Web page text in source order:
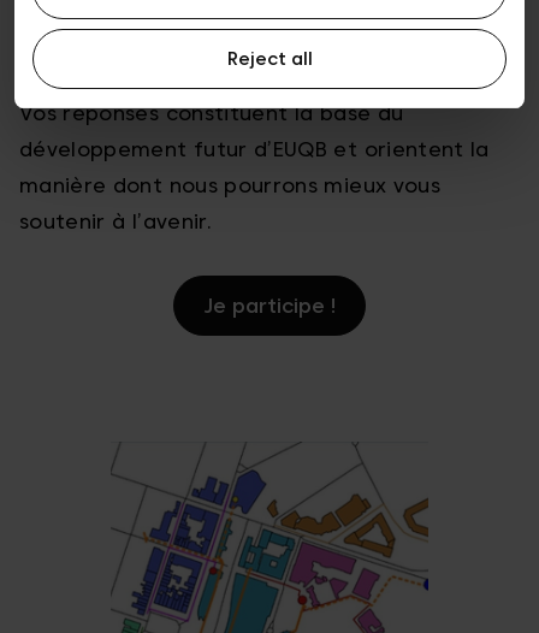
Reject all
enquête nous aide à mieux comprendre
comment la marque est utilisée, perçue et
valorisée par des partenaires B2B comme vous.
Vos réponses constituent la base du
développement futur d’EUQB et orientent la
manière dont nous pourrons mieux vous
soutenir à l’avenir.
Je participe !